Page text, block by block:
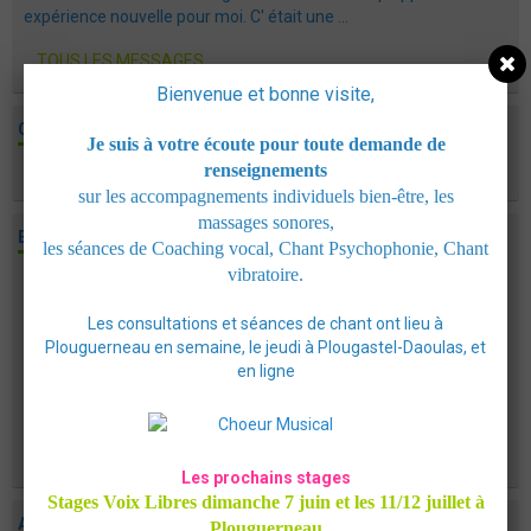
expérience nouvelle pour moi. C' était une ...
TOUS LES MESSAGES
CONSULTATIONS
Aucun évènement à afficher.
EVÈNEMENTS
Contes en balades, en veillée, à domicile
Du 08/07/2026au 30/09/2026
Tournée Bretagne -lozère- Dordogne
vous en invitant vos proches! Un soirée ou une après-
ATELIERS-FORMATIONS
Bienvenue et bonne visite,
Je suis à votre écoute pour toute demande de
renseignements
sur les accompagnements individuels bien-être, les
massages sonores,
les séances de Coaching vocal, Chant Psychophonie, Chant
vibratoire.
Les consultations et séances de chant ont lieu à
Plouguerneau en semaine, le jeudi à Plougastel-Daoulas, et
en ligne
Les prochains stages
Stages Voix Libres dimanche 7 juin et les 11/12 juillet à